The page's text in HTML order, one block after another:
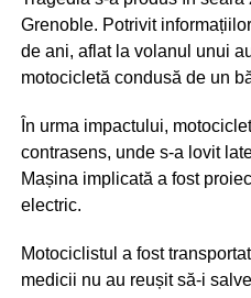
și poate fi contestată la
Grenoble. Potrivit
de ani, aflat la volanul unui
motocicletă condusă de un
În urma impactului,
contrasens, unde s-a lovit
Mașina implicată a fost
electric.
Motociclistul a fost
medicii nu au reușit să-i